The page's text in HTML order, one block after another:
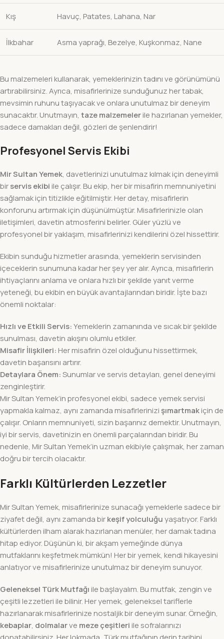
Kış Havuç, Patates, Lahana, Nar
İlkbahar Asma yaprağı, Bezelye, Kuşkonmaz, Nane
Bu malzemeleri kullanarak, yemeklerinizin tadını ve görünümünü
artırabilirsiniz. Ayrıca, misafirlerinize sunduğunuz her tabak,
mevsimin ruhunu taşıyacak ve onlara unutulmaz bir deneyim
sunacaktır. Unutmayın, taze malzemelerile hazırlanan yemekler,
sadece damakları değil, gözleri de şenlendirir!
Profesyonel Servis Ekibi
Mir Sultan Yemek, davetlerinizi unutulmaz kılmak için deneyimli
birservis ekibi ile çalışır. Bu ekip, her bir misafirin memnuniyetini
sağlamak için titizlikle eğitilmiştir. Her detay, misafirlerin
konforunu artırmak için düşünülmüştür. Misafirlerinizle olan
iletişimleri, davetin atmosferini belirler. Güler yüzlü ve
profesyonel bir yaklaşım, misafirlerinizi kendilerini özel hissettirir.
Ekibin sunduğu hizmetler arasında, yemeklerin servisinden
içeceklerin sunumuna kadar her şey yer alır. Ayrıca, misafirlerin
ihtiyaçlarını anlama ve onlara hızlı bir şekilde yanıt verme
yeteneği, bu ekibin en büyük avantajlarından biridir. İşte bazı
önemli noktalar:
Hızlı ve Etkili Servis:Yemeklerin zamanında ve sıcak bir şekilde
sunulması, davetin akışını olumlu etkiler.
Misafir İlişkileri: Her misafirin özel olduğunu hissettirmek,
davetin başarısını artırır.
Detaylara Önem:Sunumlar ve servis detayları, genel deneyimi
zenginleştirir.
Mir Sultan Yemek’in profesyonel ekibi, sadece yemek servisi
yapmakla kalmaz, aynı zamanda misafirlerinizi şımartmakiçin de
çalışır. Onların memnuniyeti, sizin başarınız demektir. Unutmayın,
iyi bir servis, davetinizin en önemli parçalarından biridir. Bu
nedenle, Mir Sultan Yemek’in uzman ekibiyle çalışmak, her zaman
doğru bir tercih olacaktır.
Farklı Kültürlerden Lezzetler
Mir Sultan Yemek, misafirlerinize sunacağı yemeklerle sadece bir
ziyafet değil, aynı zamanda birkeşif yolculuğuyaşatıyor. Farklı
kültürlerden ilham alarak hazırlanan menüler, her damak tadına
hitap ediyor. Düşünün ki, bir akşam yemeğinde dünya
mutfaklarını keşfetmek mümkün! Her bir yemek, kendi hikayesini
anlatıyor ve misafirlerinize unutulmaz bir deneyim sunuyor.
Geleneksel Türk Mutfağı ile başlayalım. Bu mutfak, zengin ve
çeşitli lezzetleri ile bilinir. Her yemek, geleneksel tariflerle
hazırlanarak misafirlerinize nostaljik bir deneyim sunar. Örneğin,
kebaplar, dolmalarve meze çeşitleri ile sofralarınızı